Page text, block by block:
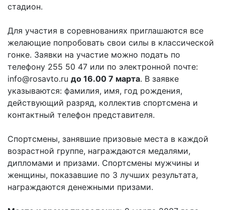
стадион.
Для участия в соревнованиях приглашаются все
желающие попробовать свои силы в классической
гонке. Заявки на участие можно подать по
телефону 255 50 47 или по электронной почте:
info@rosavto.ru до 16.00 7 марта. В заявке
указываются: фамилия, имя, год рождения,
действующий разряд, коллектив спортсмена и
контактный телефон представителя.
Спортсмены, занявшие призовые места в каждой
возрастной группе, награждаются медалями,
дипломами и призами. Спортсмены мужчины и
женщины, показавшие по 3 лучших результата,
награждаются денежными призами.